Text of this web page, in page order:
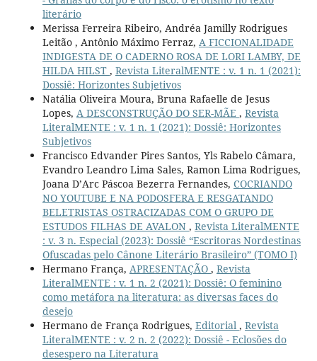
literário
Merissa Ferreira Ribeiro, Andréa Jamilly Rodrigues
Leitão , Antônio Máximo Ferraz, A FICCIONALIDADE
INDIGESTA DE O CADERNO ROSA DE LORI LAMBY, DE
HILDA HILST , Revista LiteralMENTE : v. 1 n. 1 (2021):
Dossiê: Horizontes Subjetivos
Natália Oliveira Moura, Bruna Rafaelle de Jesus
Lopes, A DESCONSTRUÇÃO DO SER-MÃE , Revista
LiteralMENTE : v. 1 n. 1 (2021): Dossiê: Horizontes
Subjetivos
Francisco Edvander Pires Santos, Yls Rabelo Câmara,
Evandro Leandro Lima Sales, Ramon Lima Rodrigues,
Joana D’Arc Páscoa Bezerra Fernandes, COCRIANDO
NO YOUTUBE E NA PODOSFERA E RESGATANDO
BELETRISTAS OSTRACIZADAS COM O GRUPO DE
ESTUDOS FILHAS DE AVALON , Revista LiteralMENTE
: v. 3 n. Especial (2023): Dossiê “Escritoras Nordestinas
Ofuscadas pelo Cânone Literário Brasileiro” (TOMO I)
Hermano França, APRESENTAÇÃO , Revista
LiteralMENTE : v. 1 n. 2 (2021): Dossiê: O feminino
como metáfora na literatura: as diversas faces do
desejo
Hermano de França Rodrigues, Editorial , Revista
LiteralMENTE : v. 2 n. 2 (2022): Dossiê - Eclosões do
desespero na Literatura